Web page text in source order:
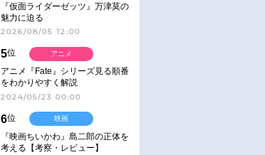
『仮面ライダーゼッツ』万津莫の
魅力に迫る
2026/08/05 12:00
5位
アニメ『Fate』シリーズ見る順番
をわかりやすく解説
2024/05/23 00:00
アニメ
6位
『映画ちいかわ』島二郎の正体を
考える【考察・レビュー】
映画